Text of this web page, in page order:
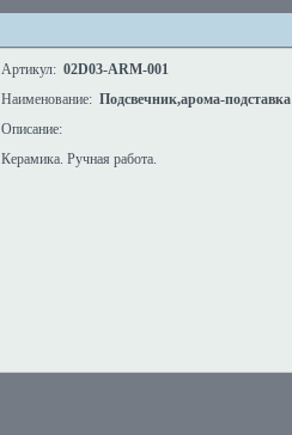
Артикул: 02D03-ARM-001
Наименование: Подсвечник,арома-подставка
Описание:
Керамика. Ручная работа.